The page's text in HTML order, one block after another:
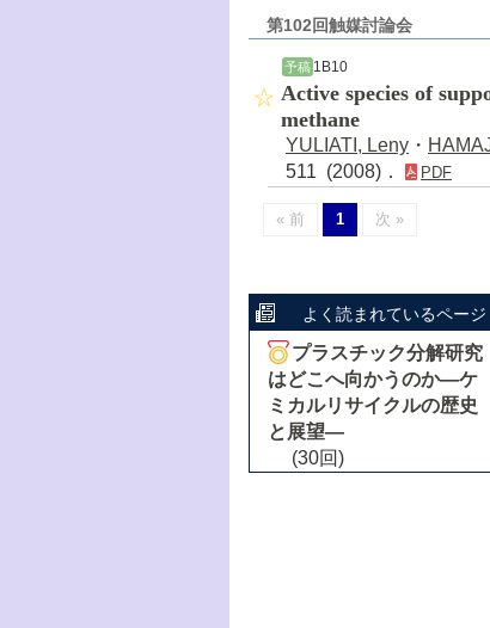
第102回触媒討論会
予稿 1B10
Active species of
methane
YULIATI, Leny ・
511 (2008)．
PDF
« 前 1 次 »
よく読まれているページ
プラスチック分解研究
はどこへ向かうのか―ケ
ミカルリサイクルの歴史
と展望―
(30回)